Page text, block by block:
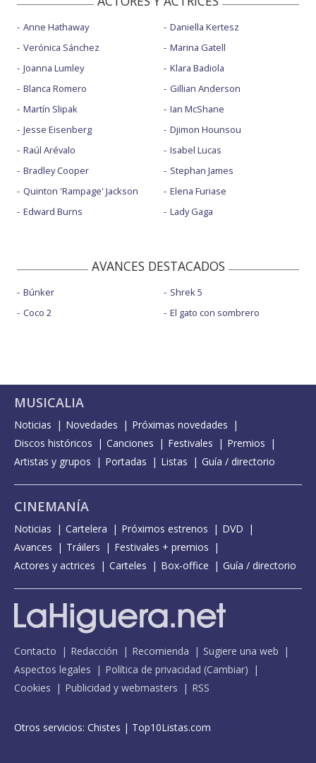
Anne Hathaway
Verónica Sánchez
Joanna Lumley
Blanca Romero
Martín Slipak
Jesse Eisenberg
Raúl Arévalo
Bradley Cooper
Quinton 'Rampage' Jackson
Edward Burns
Daniella Kertesz
Marina Gatell
Klara Badiola
Gillian Anderson
Ian McShane
Djimon Hounsou
Isabel Lucas
Stephan James
Elena Furiase
Lady Gaga
AVANCES DESTACADOS
Búnker
Coco 2
Shrek 5
El gato con sombrero
MUSICALIA
Noticias Novedades
Próximas novedades
Discos históricos
Canciones Festivales
Premios
Artistas y grupos
Portadas Listas Guía / directorio
CINEMANÍA
Noticias Cartelera Próximos estrenos
DVD
Avances
Tráilers
Festivales + premios
Actores y actrices
Carteles Box-office Guía / directorio
Contacto Redacción Recomienda
Sugiere una web
Aspectos legales
Política de privacidad (Cambiar)
Cookies
Publicidad y webmasters RSS
Otros servicios: Chistes | Top10Listas.com